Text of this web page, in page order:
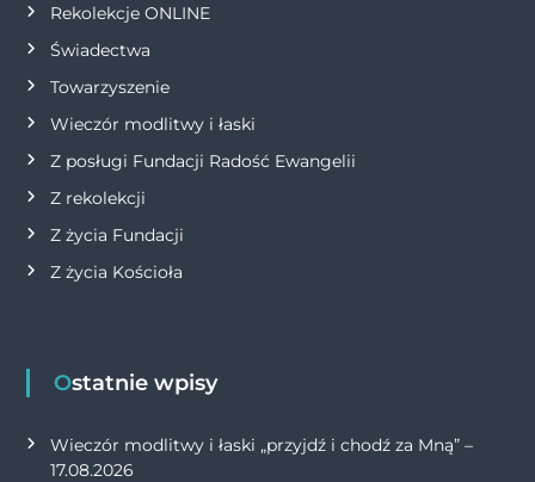
Rekolekcje ONLINE
Świadectwa
Towarzyszenie
Wieczór modlitwy i łaski
Z posługi Fundacji Radość Ewangelii
Z rekolekcji
Z życia Fundacji
Z życia Kościoła
Ostatnie wpisy
Wieczór modlitwy i łaski „przyjdź i chodź za Mną” –
17.08.2026